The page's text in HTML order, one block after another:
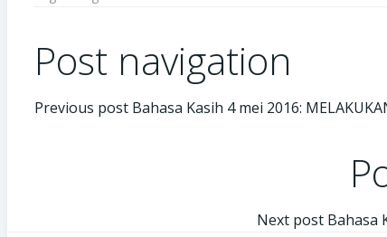
Post navigation
Previous post Bahasa Kasih 4 mei 2016:
Next post Bahasa